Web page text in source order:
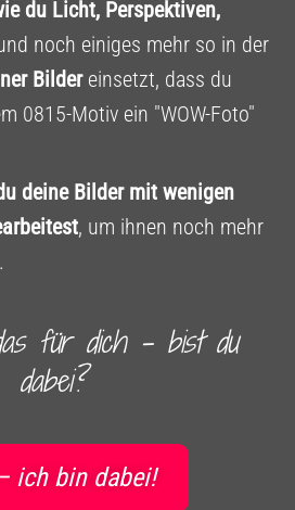
du Licht, Perspektiven,
noch einiges mehr so in der
Bildereinsetzt, dass du
0815-Motiv ein "WOW-Foto"
deine Bilder mit wenigen
, um ihnen noch mehr
für dich – bist du
dabei?
ich bin dabei!